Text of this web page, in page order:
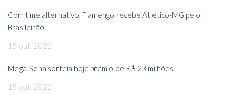
Com time alternativo, Flamengo recebe Atlético-MG pelo
Brasileirão
15 out, 2022
Mega-Sena sorteia hoje prêmio de R$ 23 milhões
15 out, 2022